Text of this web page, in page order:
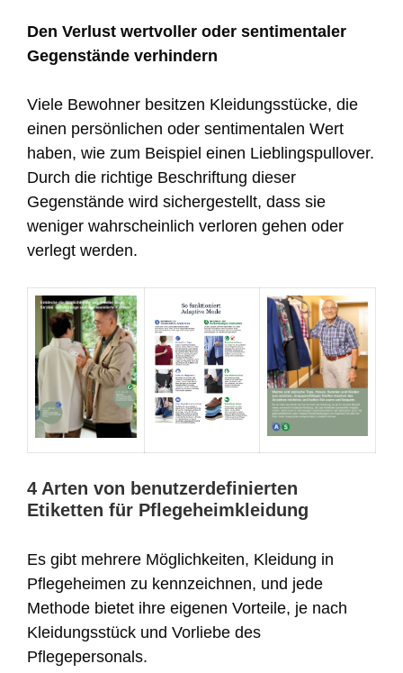
Den Verlust wertvoller oder sentimentaler
Gegenstände verhindern
Viele Bewohner besitzen Kleidungsstücke, die
einen persönlichen oder sentimentalen Wert
haben, wie zum Beispiel einen Lieblingspullover.
Durch die richtige Beschriftung dieser
Gegenstände wird sichergestellt, dass sie
weniger wahrscheinlich verloren gehen oder
verlegt werden.
4 Arten von benutzerdefinierten
Etiketten für Pflegeheimkleidung
Es gibt mehrere Möglichkeiten, Kleidung in
Pflegeheimen zu kennzeichnen, und jede
Methode bietet ihre eigenen Vorteile, je nach
Kleidungsstück und Vorliebe des
Pflegepersonals.